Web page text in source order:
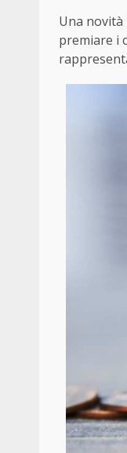
Una novità
premiare i